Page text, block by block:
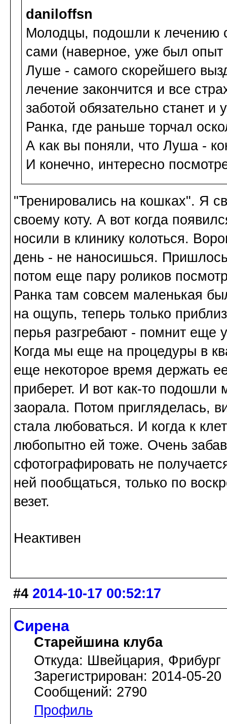
daniloffsn
Молодцы, подошли к лечению
сами (наверное, уже был
Луше - самого скорейшего
лечение закончится и все
заботой обязательно станет и
Ранка, где раньше торчал
А как вы поняли, что Луша -
И конечно, интересно
"Тренировались на кошках". Я
своему коту. А вот когда
носили в клинику колоться.
день - не наносишься.
потом еще пару роликов
Ранка там совсем маленькая
на ощупь, теперь только
перья разгребают - помнит еще
Когда мы еще на процедуры в
еще некоторое время держать
приберет. И вот как-то подошли
заорала. Потом пригляделась,
стала любоваться. И когда к
любопытно ей тоже. Очень
сфотографировать не
ней пообщаться, только по
везет.
Неактивен
#4 2014-10-17 00:52:17
Сирена
Старейшина клуба
Откуда: Швейцария, Фрибург
Зарегистрирован: 2014-05-20
Сообщений: 2790
Профиль